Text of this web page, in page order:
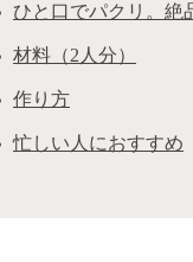
ひと口でパクリ。絶
材料（2人分）
作り方
忙しい人におすすめ